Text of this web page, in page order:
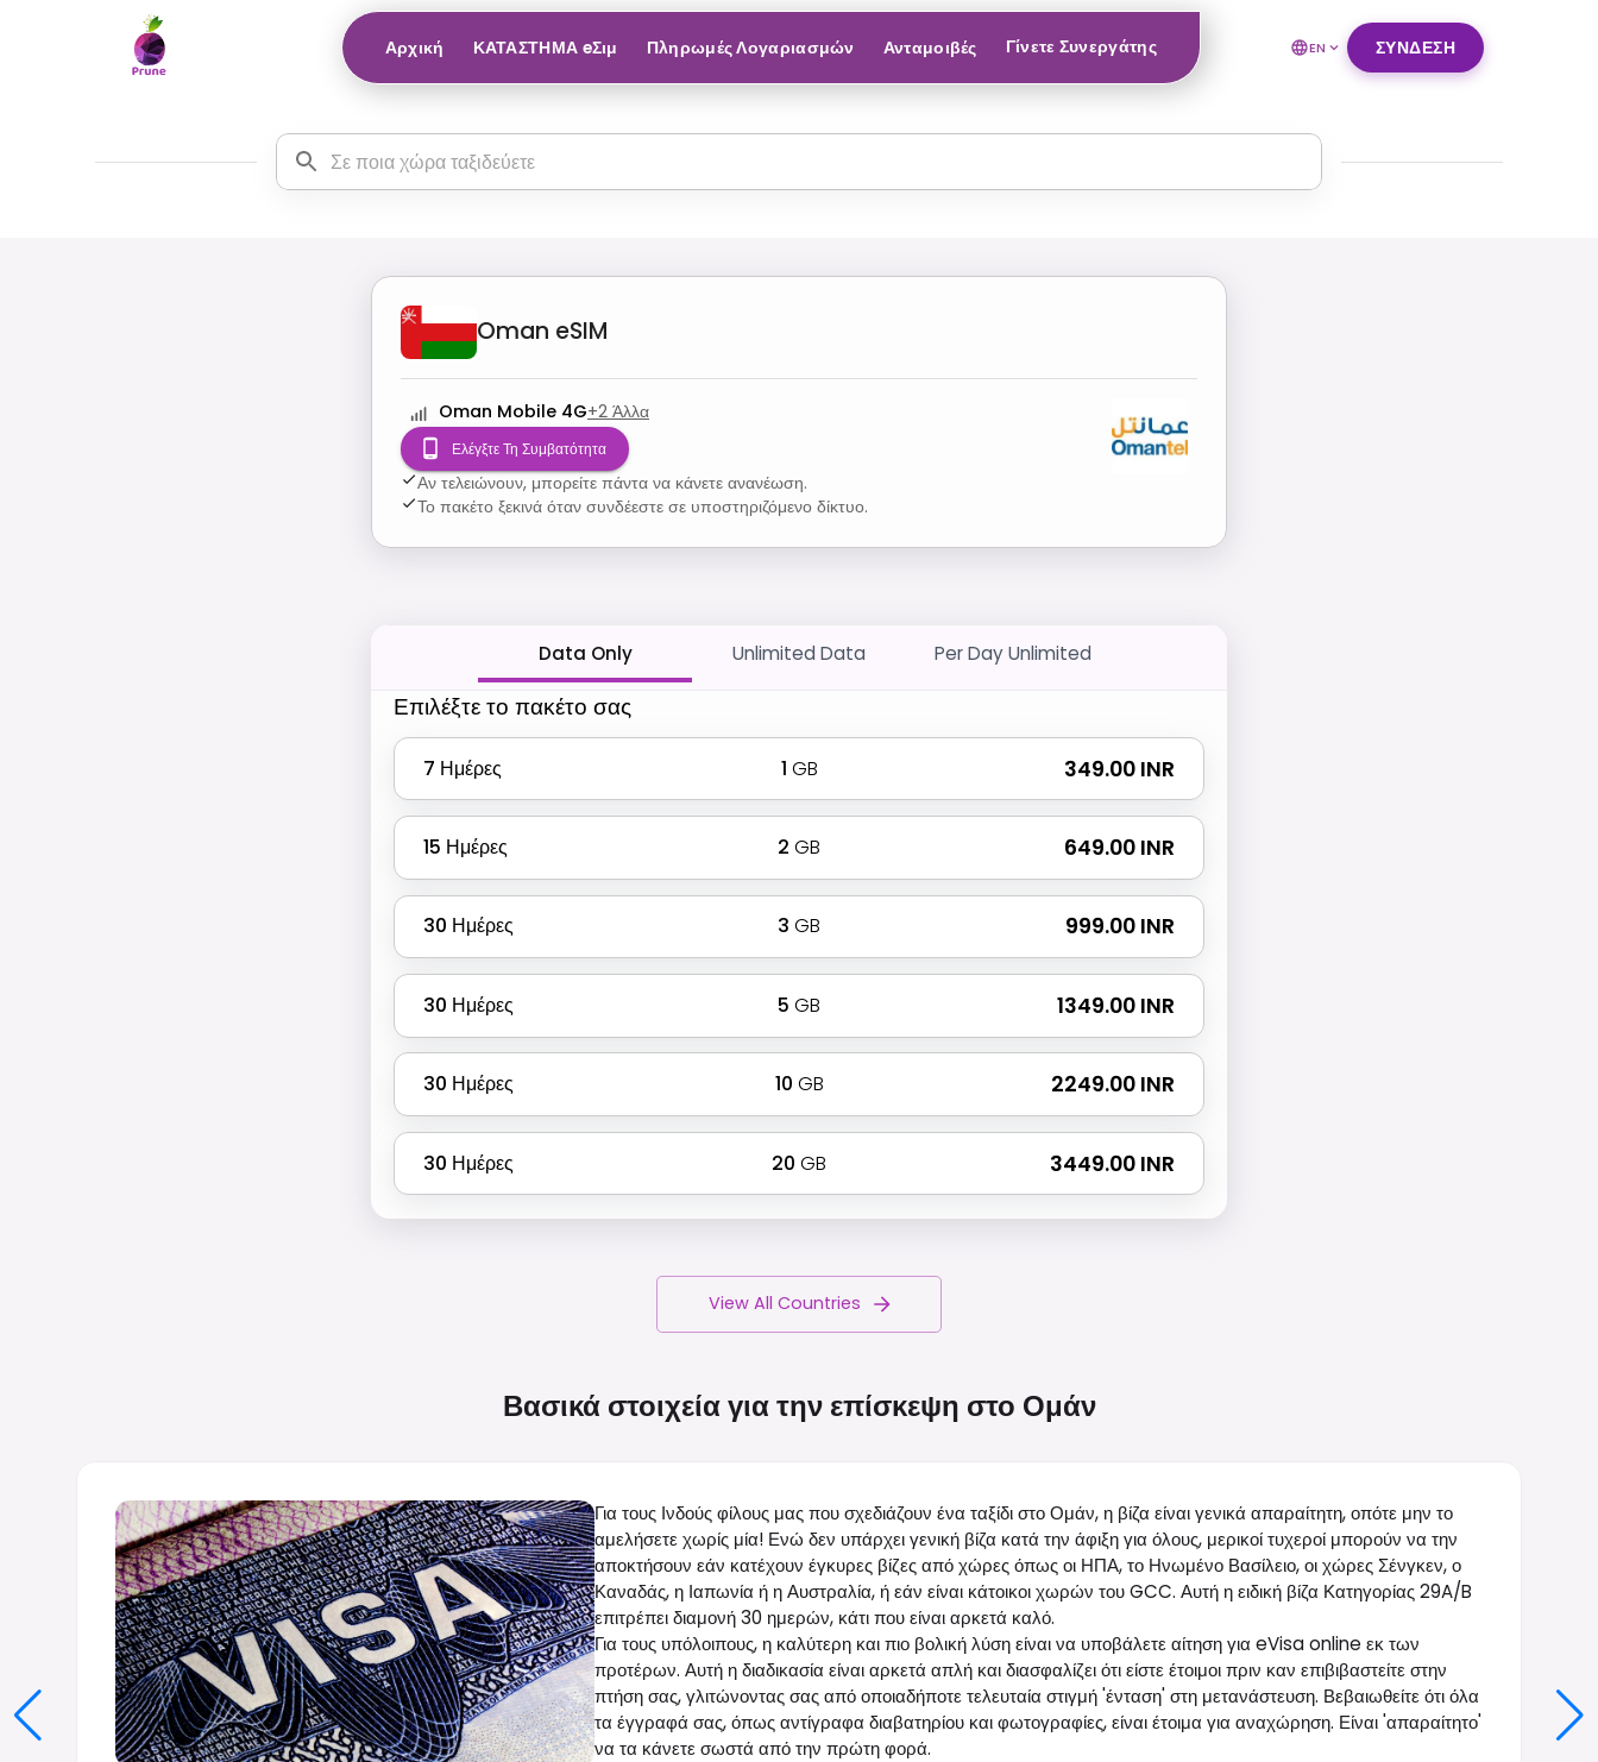
Αρχική ΚΑΤΑΣΤΗΜΑ eΣιμ Πληρωμές Λογαριασμών Ανταμοιβές Γίνετε Συνεργάτης EN ΣΎΝΔΕΣΗ
Oman eSIM
Oman Mobile 4G+2 Άλλα
Ελέγξτε Τη Συμβατότητα
Αν τελειώνουν, μπορείτε πάντα να κάνετε ανανέωση.
Το πακέτο ξεκινά όταν συνδέεστε σε υποστηριζόμενο δίκτυο.
Data Only Unlimited Data Per Day Unlimited
Επιλέξτε το πακέτο σας
7 Ημέρες 1 GB ₹ 349.00 INR
15 Ημέρες 2 GB ₹ 649.00 INR
30 Ημέρες 3 GB ₹ 999.00 INR
30 Ημέρες 5 GB ₹ 1349.00 INR
30 Ημέρες 10 GB ₹ 2249.00 INR
30 Ημέρες 20 GB ₹ 3449.00 INR
View All Countries
Βασικά στοιχεία για την επίσκεψη στο Ομάν
Για τους Ινδούς φίλους μας που σχεδιάζουν ένα ταξίδι στο Ομάν, η βίζα είναι γενικά απαραίτητη, οπότε μην το
αμελήσετε χωρίς μία! Ενώ δεν υπάρχει γενική βίζα κατά την άφιξη για όλους, μερικοί τυχεροί μπορούν να την
αποκτήσουν εάν κατέχουν έγκυρες βίζες από χώρες όπως οι ΗΠΑ, το Ηνωμένο Βασίλειο, οι χώρες Σένγκεν, ο
Καναδάς, η Ιαπωνία ή η Αυστραλία, ή εάν είναι κάτοικοι χωρών του GCC. Αυτή η ειδική βίζα Κατηγορίας 29A/B
επιτρέπει διαμονή 30 ημερών, κάτι που είναι αρκετά καλό.
Για τους υπόλοιπους, η καλύτερη και πιο βολική λύση είναι να υποβάλετε αίτηση για eVisa online εκ των
προτέρων. Αυτή η διαδικασία είναι αρκετά απλή και διασφαλίζει ότι είστε έτοιμοι πριν καν επιβιβαστείτε στην
πτήση σας, γλιτώνοντας σας από οποιαδήποτε τελευταία στιγμή 'ένταση' στη μετανάστευση. Βεβαιωθείτε ότι όλα
τα έγγραφά σας, όπως αντίγραφα διαβατηρίου και φωτογραφίες, είναι έτοιμα για αναχώρηση. Είναι 'απαραίτητο'
να τα κάνετε σωστά από την πρώτη φορά.